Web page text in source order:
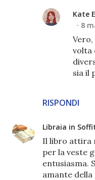
RISPONDI
Kate
8
volta
sia il
Libraia in
Il libro attira
per la veste
entusiasma.
amante